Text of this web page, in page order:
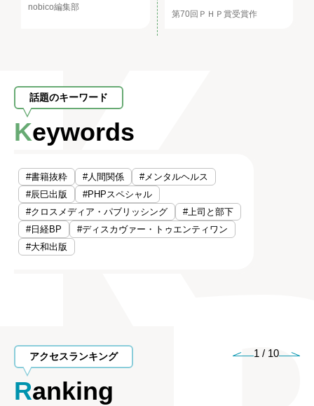
nobico編集部
第70回ＰＨＰ賞受賞作
話題のキーワード
Keywords
#書籍抜粋 #人間関係
#メンタルヘルス
#辰巳出版
#PHPスペシャル
#クロスメディア・パブリッシング
#上司と部下
#日経BP
#ディスカヴァー・トゥエンティワン
#大和出版
アクセスランキング
Ranking
1 / 10